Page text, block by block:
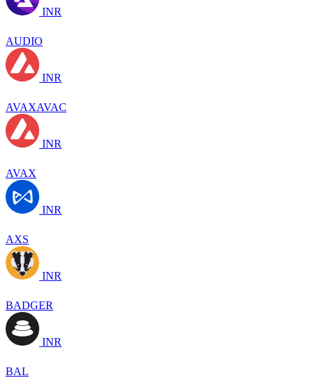
INR
AUDIO
INR
AVAXAVAC
INR
AVAX
INR
AXS
INR
BADGER
INR
BAL